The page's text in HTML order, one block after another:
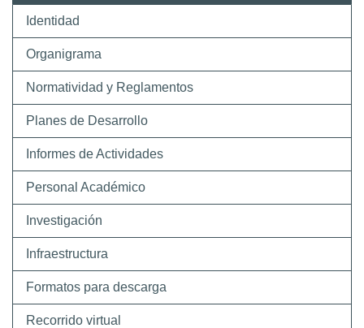
Identidad
Organigrama
Normatividad y Reglamentos
Planes de Desarrollo
Informes de Actividades
Personal Académico
Investigación
Infraestructura
Formatos para descarga
Recorrido virtual